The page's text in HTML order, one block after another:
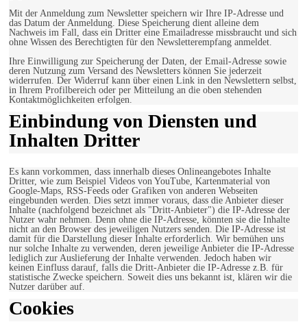
Mit der Anmeldung zum Newsletter speichern wir Ihre IP-Adresse und
das Datum der Anmeldung. Diese Speicherung dient alleine dem
Nachweis im Fall, dass ein Dritter eine Emailadresse missbraucht und sich
ohne Wissen des Berechtigten für den Newsletterempfang anmeldet.
Ihre Einwilligung zur Speicherung der Daten, der Email-Adresse sowie
deren Nutzung zum Versand des Newsletters können Sie jederzeit
widerrufen. Der Widerruf kann über einen Link in den Newslettern selbst,
in Ihrem Profilbereich oder per Mitteilung an die oben stehenden
Kontaktmöglichkeiten erfolgen.
Einbindung von Diensten und
Inhalten Dritter
Es kann vorkommen, dass innerhalb dieses Onlineangebotes Inhalte
Dritter, wie zum Beispiel Videos von YouTube, Kartenmaterial von
Google-Maps, RSS-Feeds oder Grafiken von anderen Webseiten
eingebunden werden. Dies setzt immer voraus, dass die Anbieter dieser
Inhalte (nachfolgend bezeichnet als "Dritt-Anbieter") die IP-Adresse der
Nutzer wahr nehmen. Denn ohne die IP-Adresse, könnten sie die Inhalte
nicht an den Browser des jeweiligen Nutzers senden. Die IP-Adresse ist
damit für die Darstellung dieser Inhalte erforderlich. Wir bemühen uns
nur solche Inhalte zu verwenden, deren jeweilige Anbieter die IP-Adresse
lediglich zur Auslieferung der Inhalte verwenden. Jedoch haben wir
keinen Einfluss darauf, falls die Dritt-Anbieter die IP-Adresse z.B. für
statistische Zwecke speichern. Soweit dies uns bekannt ist, klären wir die
Nutzer darüber auf.
Cookies